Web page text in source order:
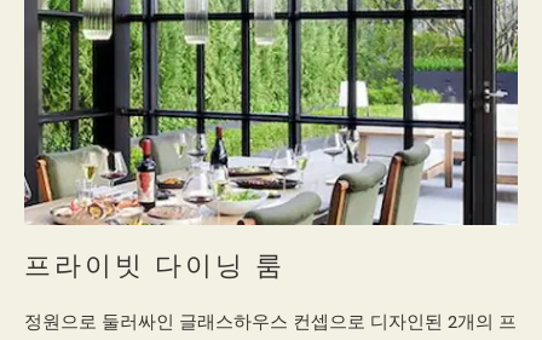
프라이빗 다이닝 룸
정원으로 둘러싸인 글래스하우스 컨셉으로 디자인된 2개의 프